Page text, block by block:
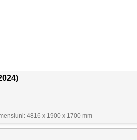
4816 x 1900 x 1700 mm